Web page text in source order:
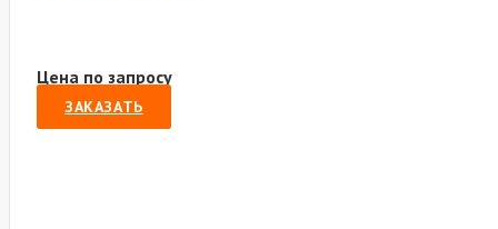
Цена по запросу
ЗАКАЗАТЬ